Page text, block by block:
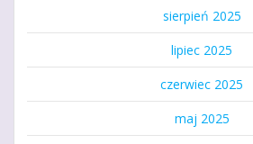
sierpień 2025
lipiec 2025
czerwiec 2025
maj 2025